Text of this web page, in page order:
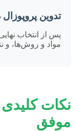
تدوین
پس از انتخاب
مواد و روش‌ها، و
نکات کلیدی
موفق